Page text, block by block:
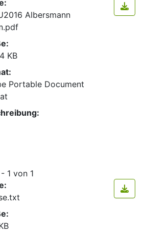
Albersmann
KB
Portable Document
- 1 von 1